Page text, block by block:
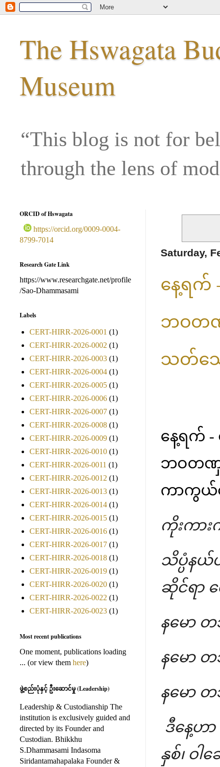
The Hswagata
Museum
“This blog is not for
through the lens of
Saturday,
နေ့ရက်
ဘဝတဏှ
သတ်သေ
နေ့ရက် -
ဘဝတဏှာ
ကာကွယ်ရေ
ကိုးကား
သိပ္ပံနယ်
ဆိုင်ရာ
နမော
နမော
နမော
ဒီနေ့ဟာ
နှစ်၊ ဝါ
ORCID of Hswagata
https://orcid.org/0009-0004-
8799-7014
Research Gate Link
https://www.researchgate.net/profile
/Sao-Dhammasami
Labels
CERT-HIRR-2026-0001 (1)
CERT-HIRR-2026-0002 (1)
CERT-HIRR-2026-0003 (1)
CERT-HIRR-2026-0004 (1)
CERT-HIRR-2026-0005 (1)
CERT-HIRR-2026-0006 (1)
CERT-HIRR-2026-0007 (1)
CERT-HIRR-2026-0008 (1)
CERT-HIRR-2026-0009 (1)
CERT-HIRR-2026-0010 (1)
CERT-HIRR-2026-0011 (1)
CERT-HIRR-2026-0012 (1)
CERT-HIRR-2026-0013 (1)
CERT-HIRR-2026-0014 (1)
CERT-HIRR-2026-0015 (1)
CERT-HIRR-2026-0016 (1)
CERT-HIRR-2026-0017 (1)
CERT-HIRR-2026-0018 (1)
CERT-HIRR-2026-0019 (1)
CERT-HIRR-2026-0020 (1)
CERT-HIRR-2026-0022 (1)
CERT-HIRR-2026-0023 (1)
Most recent publications
One moment, publications loading
... (or view them here)
ဖွဲ့စည်းပုံနှင့် ဦးဆောင်မှု (Leadership)
Leadership & Custodianship The
institution is exclusively guided and
directed by its Founder and
Custodian. Bhikkhu
S.Dhammasami Indasoma
Siridantamahapalaka Founder &